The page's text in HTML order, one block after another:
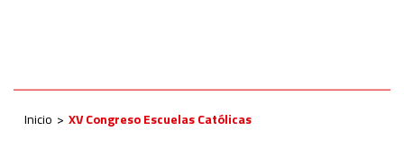
Inicio XV Congreso Escuelas Católicas